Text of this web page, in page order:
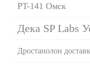
PT-141 Омск
Дека SP Labs
Дростанолон